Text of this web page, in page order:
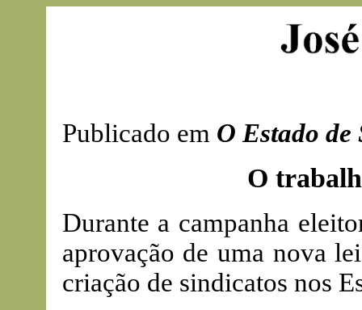
Publicado em O Estado de
O
Durante a campanha
aprovação de uma nova
criação de sindicatos nos